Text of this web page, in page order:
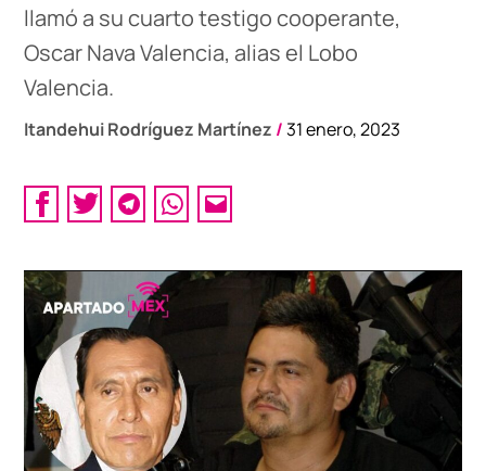
llamó a su cuarto testigo cooperante,
Oscar Nava Valencia, alias el Lobo
Valencia.
Itandehui Rodríguez Martínez / 31 enero, 2023